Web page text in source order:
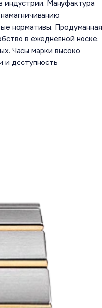
индустрии. Мануфактура
нормативы. Продуманная
в ежедневной носке.
Часы марки высоко
и доступность